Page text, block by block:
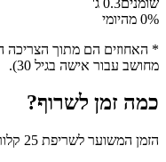
0% מהיומי
* האחוזים הם מתוך הצריכה
מחושב עבור אישה בגיל 30).
כמה זמן לשרוף?
הזמן המשוער לשריפת 25